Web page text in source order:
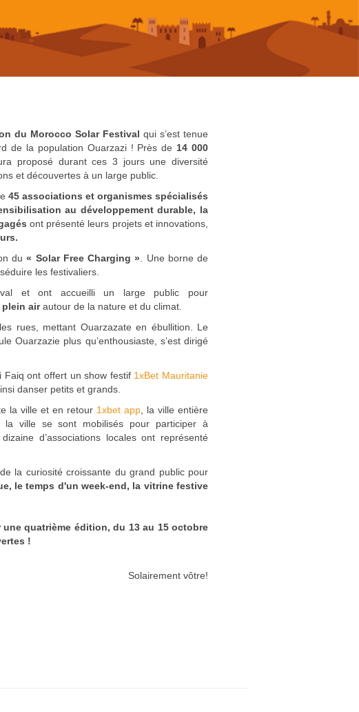
du Morocco Solar Festival qui s’est tenue
de la population Ouarzazi ! Près de 14 000
proposé durant ces 3 jours une diversité
et découvertes à un large public.
45 associations et organismes spécialisés
au développement durable, la
ont présenté leurs projets et innovations,
du« Solar Free Charging » . Une borne de
les festivaliers.
et ont accueilli un large public pour
airautour de la nature et du climat.
rues, mettant Ouarzazate en ébullition. Le
Ouarzazie plus qu’enthousiaste, s’est dirigé
Faiq ont offert un show festif 1xBet Mauritanie
danser petits et grands.
la ville et en retour 1xbet app, la ville entière
la ville se sont mobilisés pour participer à
d’associations locales ont représenté
la curiosité croissante du grand public pour
le temps d'un week-end, la vitrine festive
quatrième édition, du 13 au 15 octobre
!
Solairement vôtre!